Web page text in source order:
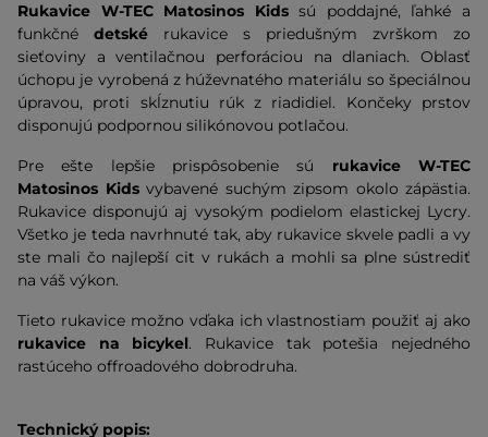
Rukavice W-TEC Matosinos Kidssú poddajné, ľahké a
funkčné detské rukavice s priedušným zvrškom zo
sieťoviny a ventilačnou perforáciou na dlaniach. Oblasť
úchopu je vyrobená z húževnatého materiálu so špeciálnou
úpravou, proti skĺznutiu rúk z riadidiel. Končeky prstov
disponujú podpornou silikónovou potlačou.
Pre ešte lepšie prispôsobenie sú rukavice W-TEC
Matosinos Kidsvybavené suchým zipsom okolo zápästia.
Rukavice disponujú aj vysokým podielom elastickej Lycry.
Všetko je teda navrhnuté tak, aby rukavice skvele padli a vy
ste mali čo najlepší cit v rukách a mohli sa plne sústrediť
na váš výkon.
Tieto rukavice možno vďaka ich vlastnostiam použiť aj ako
rukavice na bicykel. Rukavice tak potešia nejedného
rastúceho offroadového dobrodruha.
Technický popis: